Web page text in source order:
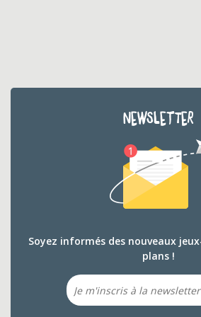
NEWSLETTER
Soyez informés des nouveaux
plans !
Email